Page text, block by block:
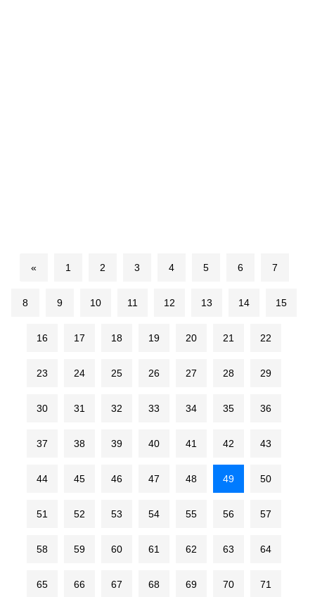
« 1 2 3 4 5 6 7
8 9 10 11 12 13 14 15
16 17 18 19 20 21 22
23 24 25 26 27 28 29
30 31 32 33 34 35 36
37 38 39 40 41 42 43
44 45 46 47 48 49 50
51 52 53 54 55 56 57
58 59 60 61 62 63 64
65 66 67 68 69 70 71